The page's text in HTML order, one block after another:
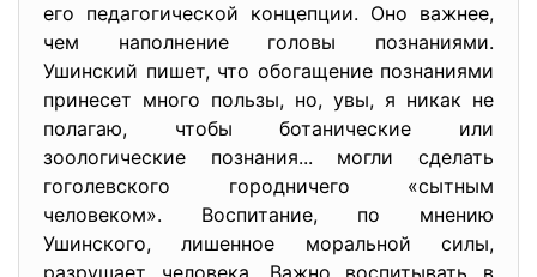
его педагогической концепции. Оно важнее,
чем наполнение головы познаниями.
Ушинский пишет, что обогащение познаниями
принесет много пользы, но, увы, я никак не
полагаю, чтобы ботанические или
зоологические познания... могли сделать
гоголевского городничего «сытным
человеком». Воспитание, по мнению
Ушинского, лишенное моральной силы,
разрушает человека. Важно воспитывать в